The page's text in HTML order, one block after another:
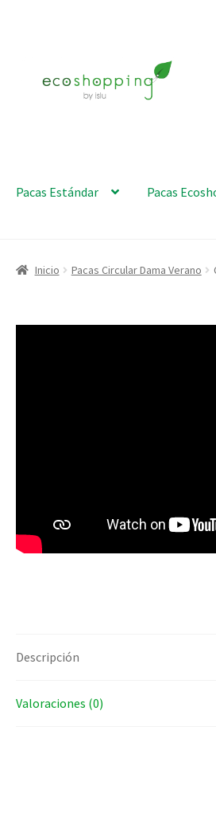
Pacas Estándar Pacas
Inicio Pacas Circular Dama Verano
Descripción
Valoraciones (0)